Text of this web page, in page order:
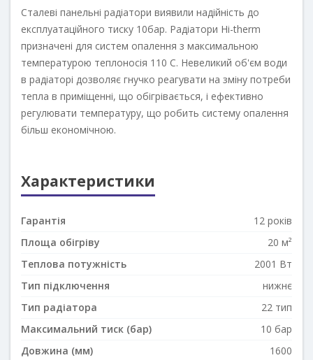
Сталеві панельні радіатори виявили надійність до
експлуатаційного тиску 10бар. Радіатори Hi-therm
призначені для систем опалення з максимальною
температурою теплоносія 110 С. Невеликий об'єм води
в радіаторі дозволяє гнучко реагувати на зміну потреби
тепла в приміщенні, що обігрівається, і ефективно
регулювати температуру, що робить систему опалення
більш економічною.
Характеристики
Гарантія
12 років
Площа обігріву
20 м²
Теплова потужність
2001 Вт
Тип підключення
нижнє
Тип радіатора
22 тип
Максимальний тиск (бар)
10 бар
Довжина (мм)
1600